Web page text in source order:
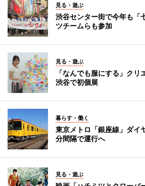
見る・遊ぶ
渋谷センター街で今年も
ツチームらも参加
見る・遊ぶ
「なんでも服にする」クリ
渋谷で初個展
暮らす・働く
東京メトロ「銀座線」ダ
分間隔で運行へ
見る・遊ぶ